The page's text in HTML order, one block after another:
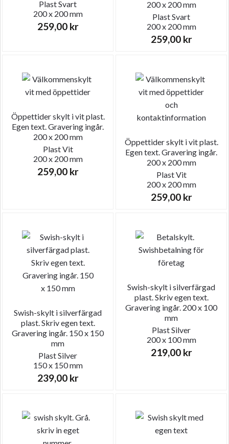
PlastSvart
200 x 200 mm
259,00 kr
200 x 200 mm
PlastSvart
200 x 200 mm
259,00 kr
Öppettider skylt i vit plast.
Egen text. Gravering ingår.
200 x 200 mm
PlastVit
200 x 200 mm
259,00 kr
Öppettider skylt i vit plast.
Egen text. Gravering ingår.
200 x 200 mm
PlastVit
200 x 200 mm
259,00 kr
Swish-skylt i silverfärgad
plast. Skriv egen text.
Gravering ingår. 150 x 150
mm
PlastSilver
150 x 150 mm
239,00 kr
Swish-skylt i silverfärgad
plast. Skriv egen text.
Gravering ingår. 200 x 100
mm
PlastSilver
200 x 100 mm
219,00 kr